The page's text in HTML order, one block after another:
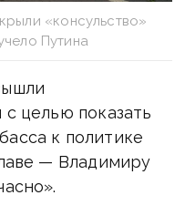
«консульство»
Путина
целью показать
к политике
— Владимиру